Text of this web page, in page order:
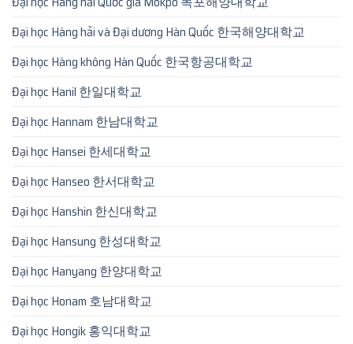
Đại học Hàng hải và Đại dương Hàn Quốc 한국해양대학교
Đại học Hàng không Hàn Quốc 한국항공대학교
Đại học Hanil 한일대학교
Đại học Hannam 한남대학교
Đại học Hansei 한세대학교
Đại học Hanseo 한서대학교
Đại học Hanshin 한신대학교
Đại học Hansung 한성대학교
Đại học Hanyang 한양대학교
Đại học Honam 호남대학교
Đại học Hongik 홍익대학교